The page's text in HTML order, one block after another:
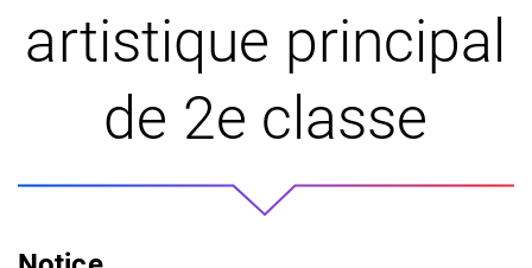
artistique principal
de 2e classe